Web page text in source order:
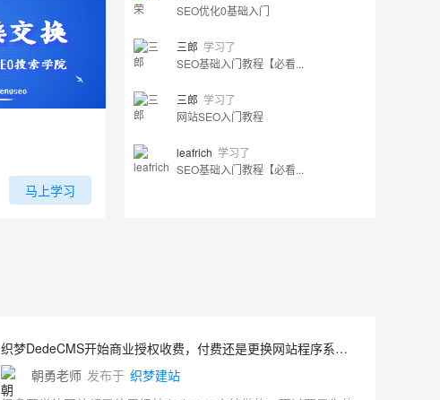
马上学习
SEO优化0基础入门
三郎 学习了
SEO基础入门教程【必看...
三郎 学习了
网站SEO入门教程
leafrich 学习了
SEO基础入门教程【必看...
织梦DedeCMS开始商业授权收费，付费还是更换网站程序系统？
朝勇老师 发布于 织梦建站